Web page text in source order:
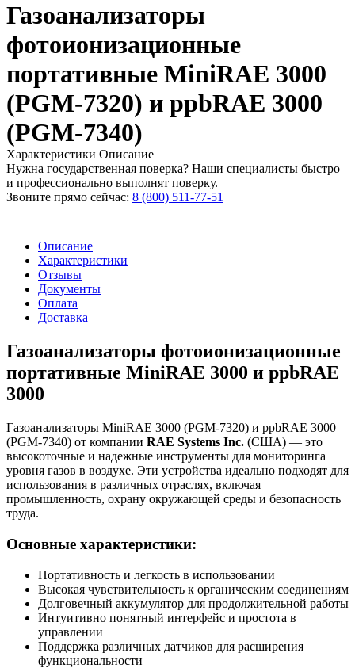
Газоанализаторы
фотоионизационные
портативные MiniRAE 3000
(PGM-7320) и ppbRAE 3000
(PGM-7340)
Характеристики Описание
Нужна государственная поверка? Наши специалисты быстро
и профессионально выполнят поверку.
Звоните прямо сейчас: 8 (800) 511-77-51
Описание
Характеристики
Отзывы
Документы
Оплата
Доставка
Газоанализаторы фотоионизационные
портативные MiniRAE 3000 и ppbRAE
3000
Газоанализаторы MiniRAE 3000 (PGM-7320) и ppbRAE 3000
(PGM-7340) от компании RAE Systems Inc. (США) — это
высокоточные и надежные инструменты для мониторинга
уровня газов в воздухе. Эти устройства идеально подходят для
использования в различных отраслях, включая
промышленность, охрану окружающей среды и безопасность
труда.
Основные характеристики:
Портативность и легкость в использовании
Высокая чувствительность к органическим соединениям
Долговечный аккумулятор для продолжительной работы
Интуитивно понятный интерфейс и простота в
управлении
Поддержка различных датчиков для расширения
функциональности